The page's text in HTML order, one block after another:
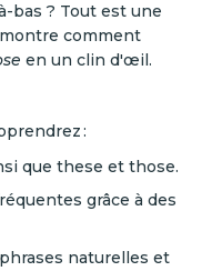
bas ? Tout est une
comment
en un clin d'œil.
:
que these et those.
grâce à des
naturelles et